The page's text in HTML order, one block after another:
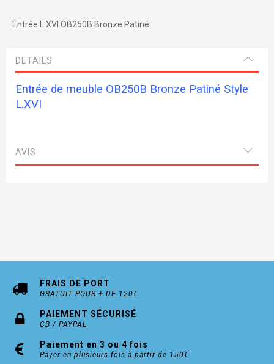
Entrée L.XVI OB250B Bronze Patiné
DETAILS
Entrée de meuble OB250B Bronze Patiné Style
L.XVI
AVIS
FRAIS DE PORT
GRATUIT POUR + DE 120€
PAIEMENT SÉCURISÉ
CB / PAYPAL
Paiement en 3 ou 4 fois
Payer en plusieurs fois à partir de 150€